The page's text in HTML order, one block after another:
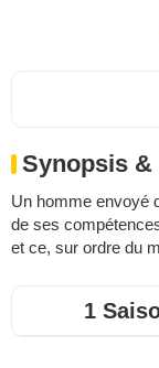
Synopsis &
Un homme envoyé
de ses
et ce, sur ordre du
1